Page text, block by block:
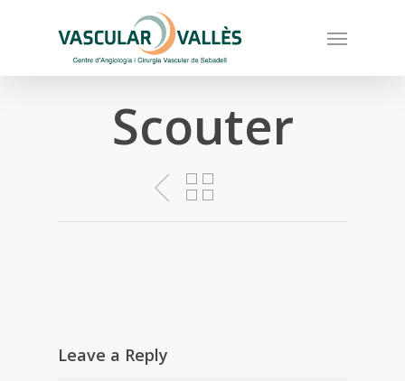
content
Menu
Scouter
Leave a Reply